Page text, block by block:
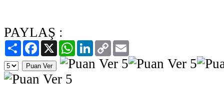
PAYLAŞ :
PaylaşFacebook
X WhatsAppLinkedIn
Copy
Link